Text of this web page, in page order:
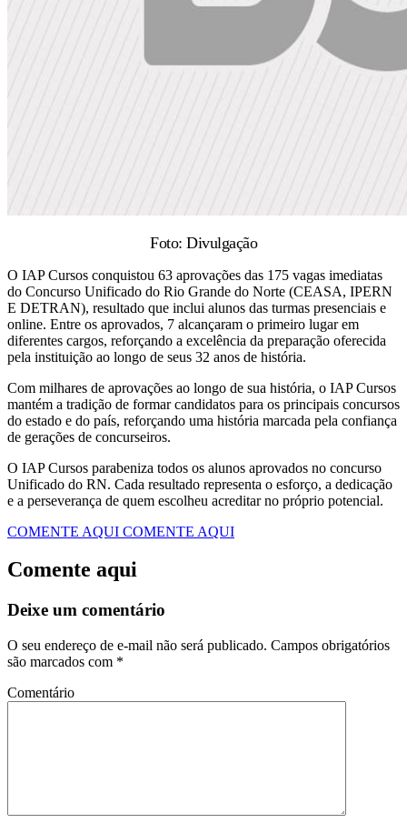
Foto: Divulgação
O IAP Cursos conquistou 63 aprovações das 175 vagas imediatas
do Concurso Unificado do Rio Grande do Norte (CEASA, IPERN
E DETRAN), resultado que inclui alunos das turmas presenciais e
online. Entre os aprovados, 7 alcançaram o primeiro lugar em
diferentes cargos, reforçando a excelência da preparação oferecida
pela instituição ao longo de seus 32 anos de história.
Com milhares de aprovações ao longo de sua história, o IAP Cursos
mantém a tradição de formar candidatos para os principais concursos
do estado e do país, reforçando uma história marcada pela confiança
de gerações de concurseiros.
O IAP Cursos parabeniza todos os alunos aprovados no concurso
Unificado do RN. Cada resultado representa o esforço, a dedicação
e a perseverança de quem escolheu acreditar no próprio potencial.
COMENTE AQUI COMENTE AQUI
Comente aqui
Deixe um comentário
O seu endereço de e-mail não será publicado. Campos obrigatórios
são marcados com *
Comentário